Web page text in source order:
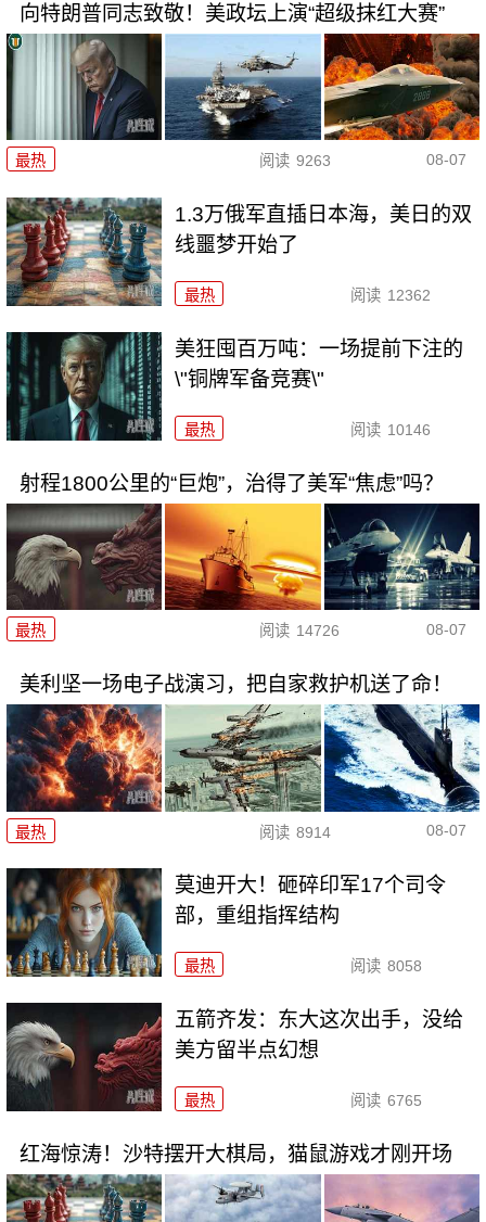
向特朗普同志致敬！美政坛上演“超级抹红大赛”
最热 阅读 9263 08-07
1.3万俄军直插日本海，美日的双
线噩梦开始了
最热 阅读 12362
美狂囤百万吨：一场提前下注的
\"铜牌军备竞赛\"
最热 阅读 10146
射程1800公里的“巨炮”，治得了美军“焦虑”吗？
最热 阅读 14726 08-07
美利坚一场电子战演习，把自家救护机送了命！
最热 阅读 8914 08-07
莫迪开大！砸碎印军17个司令
部，重组指挥结构
最热 阅读 8058
五箭齐发：东大这次出手，没给
美方留半点幻想
最热 阅读 6765
红海惊涛！沙特摆开大棋局，猫鼠游戏才刚开场